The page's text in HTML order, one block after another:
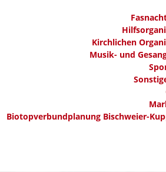
Kirchlichen
Musik- und
Biotopverbundplanung Bischweier-